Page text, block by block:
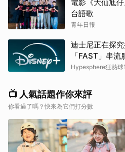
電影《大仙尪
台語歌
青年日報
迪士尼正在探
「FAST」串
Hypesphere狂熱球
📺 人氣話題作你來評
你看過了嗎？快來為它們打分數